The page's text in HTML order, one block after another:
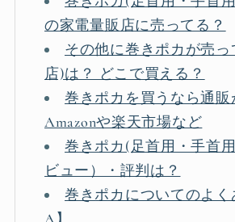
の家電量販店に売ってる？
その他に巻きポカが売
店)は？ どこで買える？
巻きポカを買うなら通販
Amazonや楽天市場など
巻きポカ(足首用・手首
ビュー）・評判は？
巻きポカについてのよく